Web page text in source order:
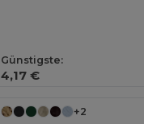
Günstigste:
4,17 €
+2